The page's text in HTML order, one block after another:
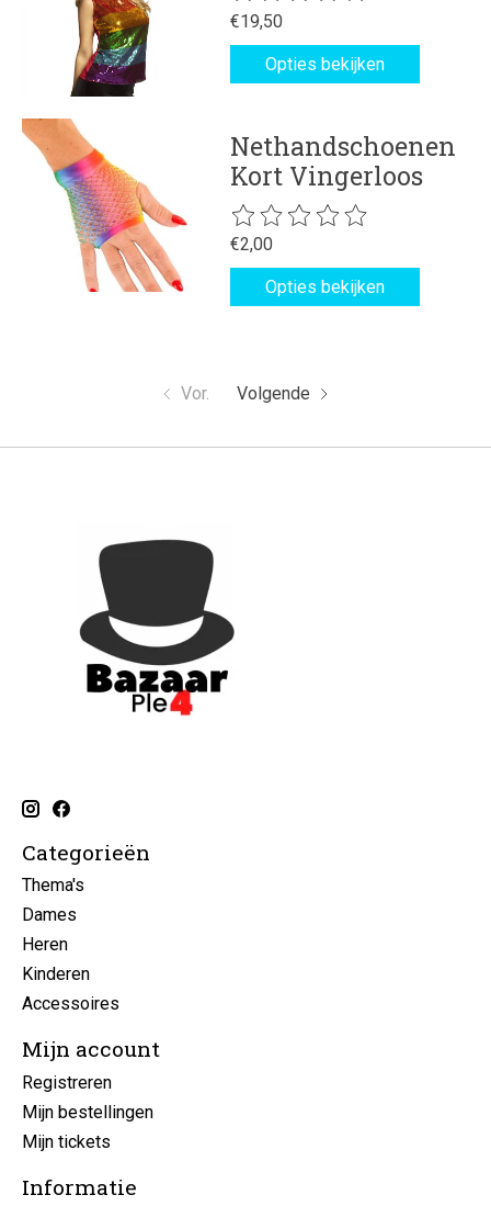
€19,50
Opties bekijken
Nethandschoenen
Kort Vingerloos
De beoordeling van dit product is
€2,00
Opties bekijken
Vor. Volgende
Categorieën
Thema's
Dames
Heren
Kinderen
Accessoires
Mijn account
Registreren
Mijn bestellingen
Mijn tickets
Informatie